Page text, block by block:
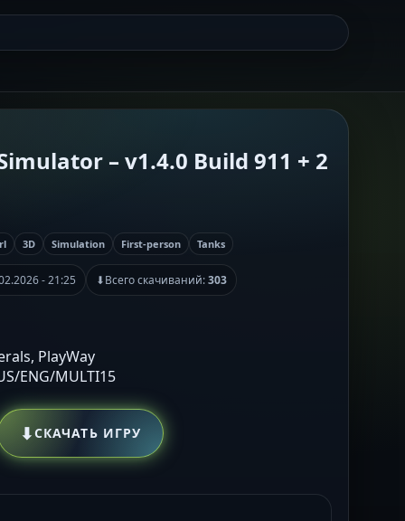
– v1.4.0 Build 911 + 2
3D Simulation First-person Tanks
- 21:25 ⬇Всего скачиваний:303
PlayWay
ENG/MULTI15
⬇СКАЧАТЬ ИГРУ